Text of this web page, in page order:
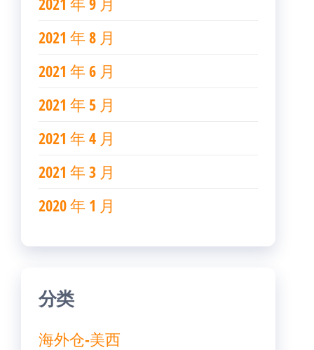
2021 年 8 月
2021 年 6 月
2021 年 5 月
2021 年 4 月
2021 年 3 月
2020 年 1 月
分类
海外仓-美西